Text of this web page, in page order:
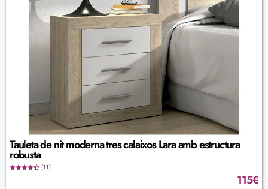
Tauleta de nit moderna tres calaixos Lara amb estructura
robusta
(11)
115€